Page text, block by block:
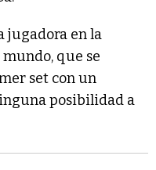
jugadora en la
que se
set con un
posibilidad a